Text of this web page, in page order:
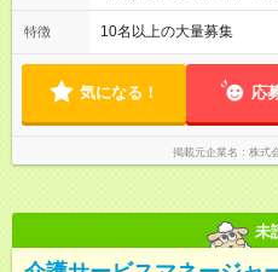
21万2,000円 固定残業手当
遇に変更はありません。 【試用期間】試用期間あり 試用期間の
長さ：3ヶ月 ※ 雇用形態と
ます。 雇用形態：本採用
円 ～ 220,000円 上記額に
は全額支給いたします。
19：20（実働8時間） 営
～19時 ◎日祝 11時～18時 ・月平均残業時間は27時間未満で
す。 ・平日と土日祝で勤
が取れるようシフトを組ん
特徴 10名以上の大量募集
気になる！ 応
掲載元企業名 株式
未